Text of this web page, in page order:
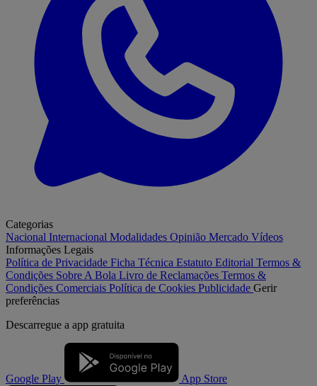
Categorias
Nacional Internacional Modalidades Opinião Mercado Vídeos
Informações Legais
Política de Privacidade Ficha Técnica Estatuto Editorial Termos &
Condições Sobre A Bola Livro de Reclamações Termos &
Condições Comerciais Política de Cookies Publicidade Gerir
preferências
Descarregue a app gratuita
Google Play App Store